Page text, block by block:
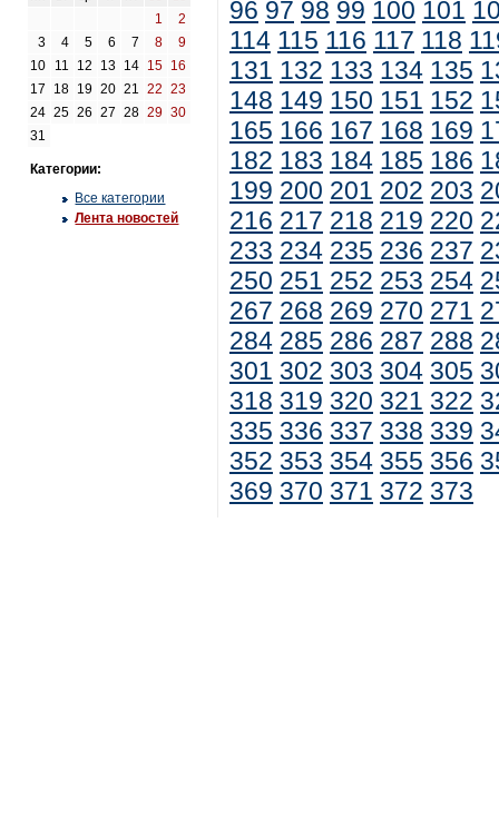
1
2
3
4 5 6 7 8
9
10
11 12 13 14 15 16
17
18 19 20 21 22
23
24 25 26 27 28 29 30
31
Категории:
Все категории
Лента новостей
96 97 98 99 100 101
114 115 116 117 118
131 132 133 134 135
148 149 150 151 152
165 166 167 168 169
182 183 184 185 186
199 200 201 202 203
216 217 218 219 220
233 234 235 236 237
250 251 252 253 254
267 268 269 270 271
284 285 286 287 288
301 302 303 304 305
318 319 320 321 322
335 336 337 338 339
352 353 354 355 356
369 370 371 372 373